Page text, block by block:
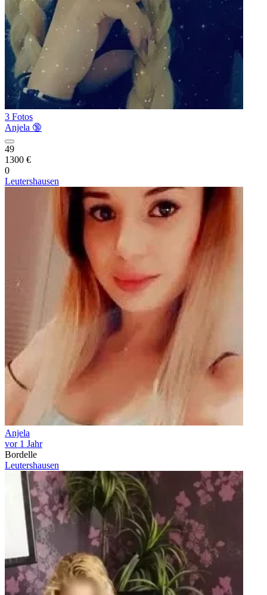
3 Fotos
Anjela 🔞
49
1300 €
0
Leutershausen
Anjela
vor 1 Jahr
Bordelle
Leutershausen